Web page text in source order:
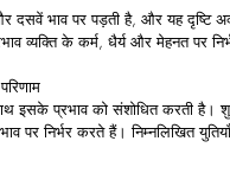
दसवें भाव पर पड़ती है, और यह दृष्टि
व्यक्ति के कर्म, धैर्य और मेहनत पर
इसके प्रभाव को संशोधित करती है।
पर निर्भर करते हैं। निम्नलिखित